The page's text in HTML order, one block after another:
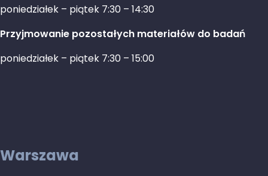
poniedziałek – piątek 7:30 – 14:30
Przyjmowanie pozostałych materiałów do badań
poniedziałek – piątek 7:30 – 15:00
Warszawa